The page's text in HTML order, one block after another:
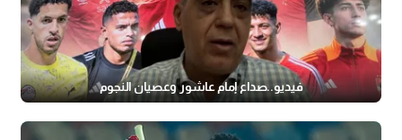
فيديو..صداع إمام عاشور وعصيان النجوم